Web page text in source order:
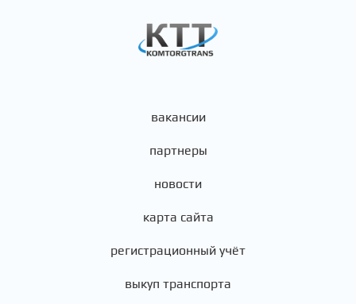
вакансии
партнеры
новости
карта сайта
регистрационный учёт
выкуп транспорта